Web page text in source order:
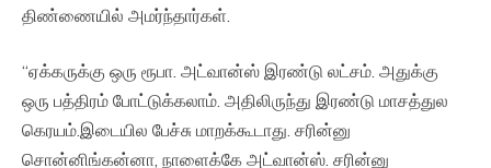
திண்ணையில் அமர்ந்தார்கள்.
“ஏக்கருக்கு ஒரு ரூபா. அட்வான்ஸ் இரண்டு லட்சம். அதுக்கு
ஒரு பத்திரம் போட்டுக்கலாம். அதிலிருந்து இரண்டு மாசத்துல
கெரயம்.இடையில பேச்சு மாறக்கூடாது. சரின்னு
சொன்னிங்கன்னா, நாளைக்கே அட்வான்ஸ். சரின்னு